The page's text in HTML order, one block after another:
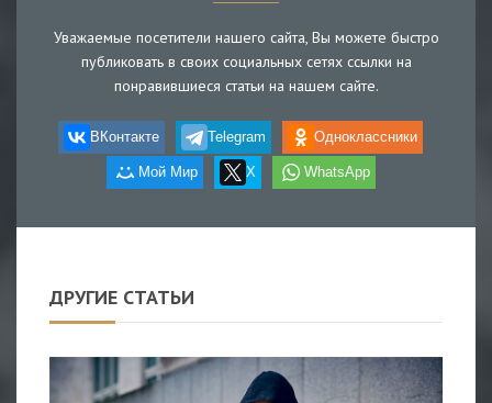
Уважаемые посетители нашего сайта, Вы можете быстро
публиковать в своих социальных сетях ссылки на
понравившиеся статьи на нашем сайте.
ВКонтакте Telegram Одноклассники
Мой Мир X WhatsApp
ДРУГИЕ СТАТЬИ